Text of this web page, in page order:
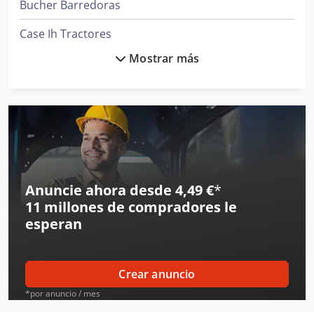
Bucher Barredoras
Case Ih Tractores
Donaldson Filtros
Fendt Tractores
Ge Ultrasonido
Hp Impresoras
Ingersoll Rand Compresores
Ingersoll Rand Herramientas
Jcb Tractores
Mostrar más
Anuncie ahora desde 4,49 €*
11 millones de compradores le
esperan
Crear anuncio
*por anuncio / mes